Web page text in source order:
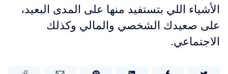
الأشياء اللي بتستفيد منها على المدى البعيد،
على صعيدك الشخصي والمالي وكذلك
الاجتماعي.